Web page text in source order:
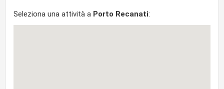
Seleziona una attività a Porto Recanati: